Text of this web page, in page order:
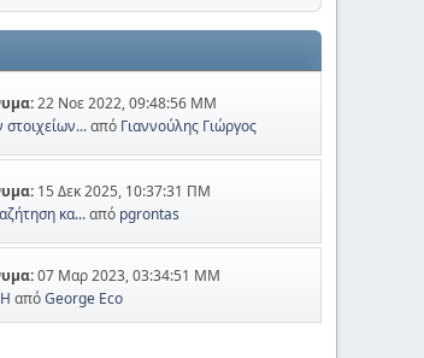
22 Νοε 2022, 09:48:56 ΜΜ
από Γιαννούλης Γιώργος
15 Δεκ 2025, 10:37:31 ΠΜ
κα...από pgrontas
07 Μαρ 2023, 03:34:51 ΜΜ
απόGeorge Eco